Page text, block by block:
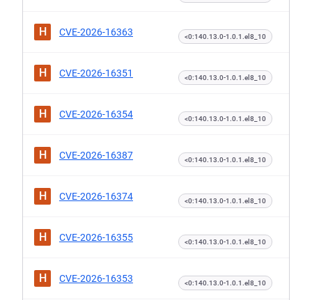
H CVE-2026-16363 <0:140.13.0-1.0.1.el8_10
H CVE-2026-16351 <0:140.13.0-1.0.1.el8_10
H CVE-2026-16354 <0:140.13.0-1.0.1.el8_10
H CVE-2026-16387 <0:140.13.0-1.0.1.el8_10
H CVE-2026-16374 <0:140.13.0-1.0.1.el8_10
H CVE-2026-16355 <0:140.13.0-1.0.1.el8_10
H CVE-2026-16353 <0:140.13.0-1.0.1.el8_10